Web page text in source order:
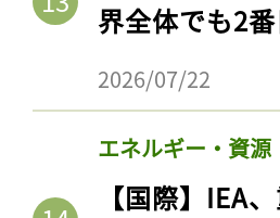
界全体でも2
2026/07/22
エネルギー・資源
【国際】IEA